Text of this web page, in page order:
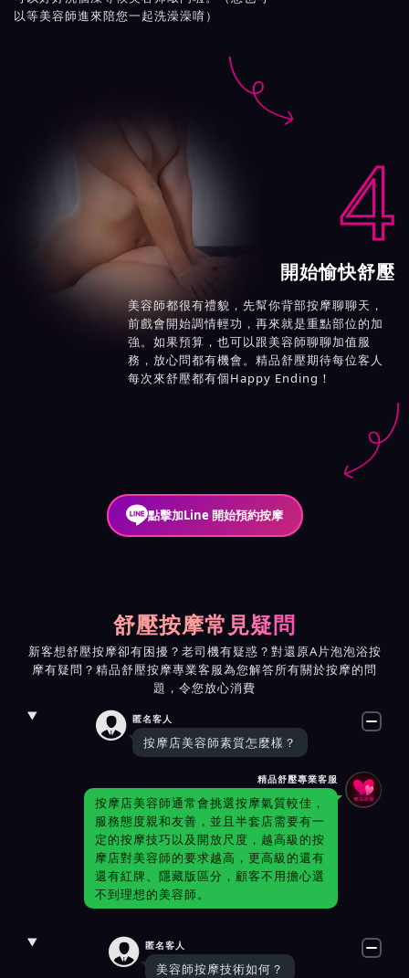
以等美容師進來陪您一起洗澡澡唷）

4
開始愉快舒壓
美容師都很有禮貌，先幫你背部按摩聊聊天，
前戲會開始調情輕功，再來就是重點部位的加
強。如果預算，也可以跟美容師聊聊加值服
務，放心問都有機會。精品舒壓期待每位客人
每次來舒壓都有個Happy Ending！
點擊加Line 開始預約按摩
舒壓按摩常見疑問
新客想舒壓按摩卻有困擾？老司機有疑惑？對還原A片泡泡浴按
摩有疑問？精品舒壓按摩專業客服為您解答所有關於按摩的問
題，令您放心消費
 匿名客人
按摩店美容師素質怎麼樣？
精品舒壓專業客服
按摩店美容師通常會挑選按摩氣質較佳，
服務態度親和友善，並且半套店需要有一
定的按摩技巧以及開放尺度，越高級的按
摩店對美容師的要求越高，更高級的還有
還有紅牌、隱藏版區分，顧客不用擔心選
不到理想的美容師。
 匿名客人
美容師按摩技術如何？